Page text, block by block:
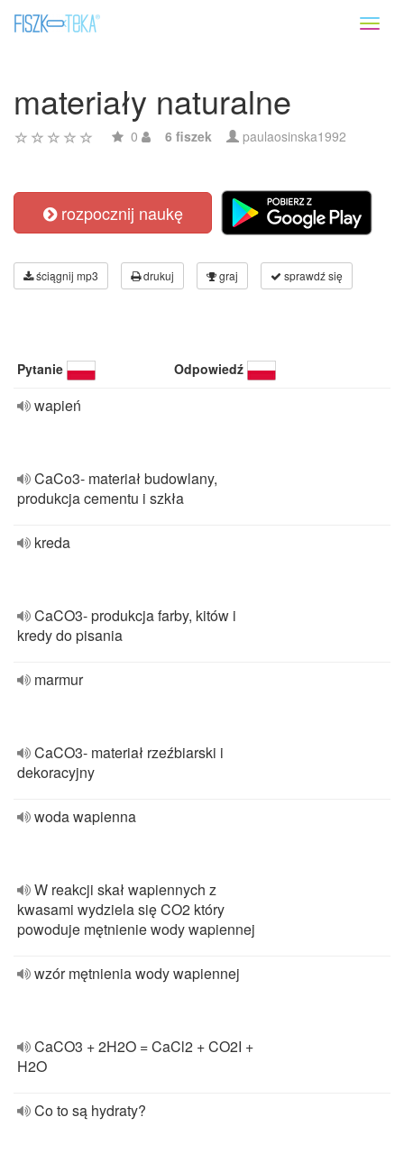
materiały naturalne
0 6 fiszek paulaosinska1992
rozpocznij naukę
ściągnij mp3 drukuj graj sprawdź się
Pytanie Odpowiedź
wapień
CaCo3- materiał budowlany,
produkcja cementu i szkła
kreda
CaCO3- produkcja farby, kitów i
kredy do pisania
marmur
CaCO3- materiał rzeźbiarski i
dekoracyjny
woda wapienna
W reakcji skał wapiennych z
kwasami wydziela się CO2 który
powoduje mętnienie wody wapiennej
wzór mętnienia wody wapiennej
CaCO3 + 2H2O = CaCl2 + CO2I +
H2O
Co to są hydraty?